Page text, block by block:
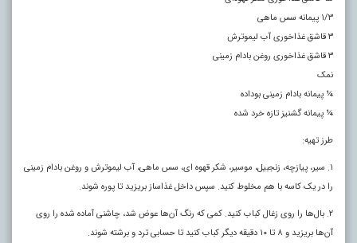
۱/۳ پیمانه سس ماهی
۳ قاشق غذاخوری آب لیموترش
۳ قاشق غذاخوری روغن بادام زمینی
نمک
¼ پیمانه بادام زمینی بوداده
¼ پیمانه گشنیز تازه خرد شده
طرز تهیه:
۱. سیر، پیازچه، زنجبیل، موسیر، شکر قهوه ای، سس ماهی، آب لیموترش و روغن بادام زمینی
را در یک کاسه با هم مخلوط کنید. سپس داخل غذاساز بریزید تا پوره شوند.
۲. بال‌ها را روی زغال کباب کنید. کمی که رنگ آن‌ها عوض شد، چاشنی آماده شده را روی
آن‌ها بریزید و ۸ تا ۱۰ دقیقه دیگر کباب کنید تا حسابی ترد و برشته شوند.